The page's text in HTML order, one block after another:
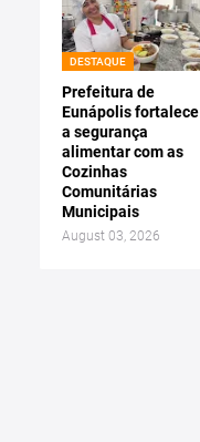
DESTAQUE
Prefeitura de
Eunápolis fortalece
a segurança
alimentar com as
Cozinhas
Comunitárias
Municipais
August 03, 2026